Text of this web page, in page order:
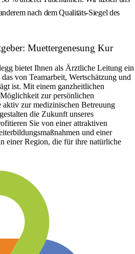
nach dem Qualitäts-Siegel des
Muettergenesung Kur
bietet Ihnen als Ärztliche Leitung ein
von Teamarbeit, Wertschätzung und
ist. Mit einem ganzheitlichen
zur persönlichen
zur medizinischen Betreuung
die Zukunft unseres
Sie von einer attraktiven
und einer
einer Region, die für ihre natürliche